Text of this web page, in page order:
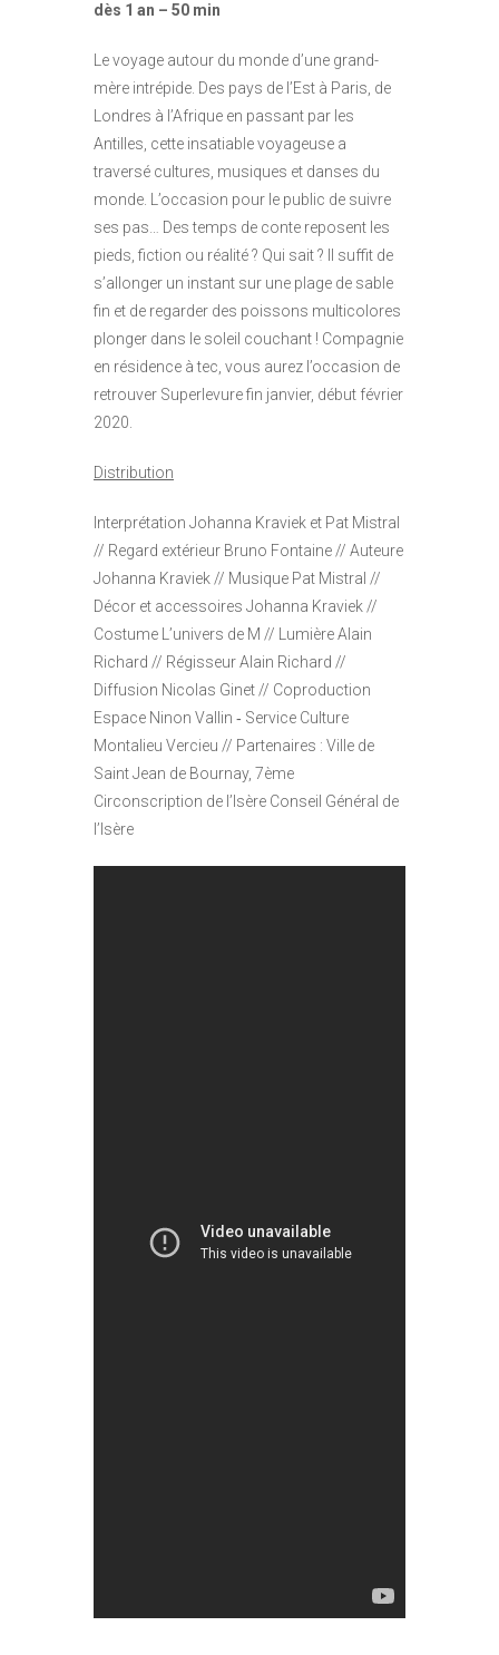
dès 1 an – 50 min
Le voyage autour du monde d’une grand-
mère intrépide. Des pays de l’Est à Paris, de
Londres à l’Afrique en passant par les
Antilles, cette insatiable voyageuse a
traversé cultures, musiques et danses du
monde. L’occasion pour le public de suivre
ses pas… Des temps de conte reposent les
pieds, fiction ou réalité ? Qui sait ? Il suffit de
s’allonger un instant sur une plage de sable
fin et de regarder des poissons multicolores
plonger dans le soleil couchant ! Compagnie
en résidence à tec, vous aurez l’occasion de
retrouver Superlevure fin janvier, début février
2020.
Distribution
Interprétation Johanna Kraviek et Pat Mistral
// Regard extérieur Bruno Fontaine // Auteure
Johanna Kraviek // Musique Pat Mistral //
Décor et accessoires Johanna Kraviek //
Costume L’univers de M // Lumière Alain
Richard // Régisseur Alain Richard //
Diffusion Nicolas Ginet // Coproduction
Espace Ninon Vallin ‐ Service Culture
Montalieu Vercieu // Partenaires : Ville de
Saint Jean de Bournay, 7ème
Circonscription de l’Isère Conseil Général de
l’Isère